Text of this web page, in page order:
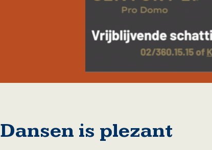
Dansen is plezant